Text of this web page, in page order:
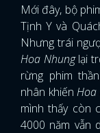
Mới đây, bộ
Tịnh Y và
Nhưng trái
Hoa Nhunglại
rừng phim
nhân khiếnHoa
mình thấy còn
4000 năm vẫn